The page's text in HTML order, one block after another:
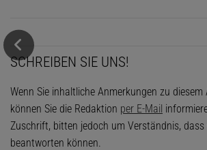
SCHREIBEN SIE UNS!
Wenn Sie inhaltliche Anmerkungen zu diesem
können Sie die Redaktion per E-Mail
Zuschrift, bitten jedoch um Verständnis,
beantworten können.